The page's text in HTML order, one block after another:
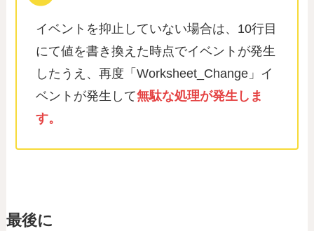
イベントを抑止していない場合は、10行目
にて値を書き換えた時点でイベントが発生
したうえ、再度「Worksheet_Change」イ
ベントが発生して無駄な処理が発生しま
す。
最後に